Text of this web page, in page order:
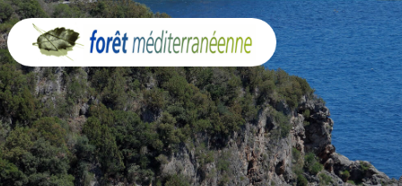
Panneau de gestion des cookies